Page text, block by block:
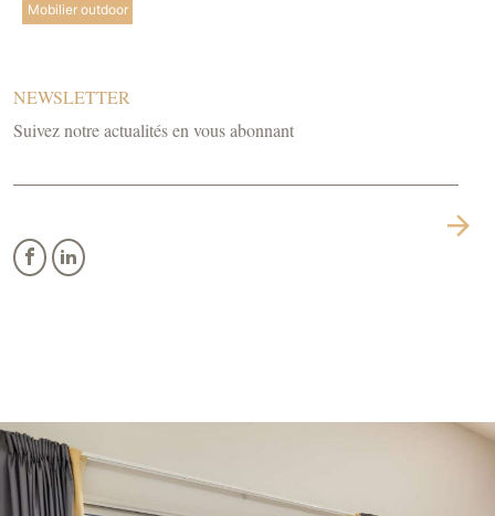
Mobilier outdoor
NEWSLETTER
Suivez notre actualités en vous abonnant